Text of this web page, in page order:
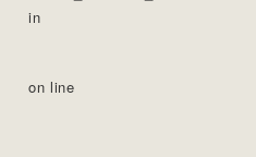
in
on line